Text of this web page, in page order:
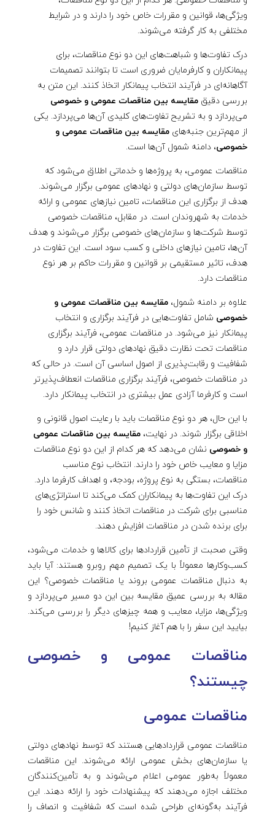
ا
ق
ص
ا
ت
ع
م
و
م
ی
و
خ
ص
و
ص
ی
ویژگی‌ها، قوانین و مقررات خاص خود را دارند و در شرایط
مختلفی به کار گرفته می‌شوند.
درک تفاوت‌ها و شباهت‌های این دو نوع مناقصات، برای
پیمانکاران و کارفرمایان ضروری است تا بتوانند تصمیمات
آگاهانه‌ای در فرآیند انتخاب پیمانکار اتخاذ کنند. این متن به
بررسی دقیق مقایسه بین مناقصات عمومی و خصوصی
می‌پردازد و به تشریح تفاوت‌های کلیدی آن‌ها می‌پردازد. یکی
از مهم‌ترین جنبه‌های مقایسه بین مناقصات عمومی و
خصوصی، دامنه شمول آن‌ها است.
مناقصات عمومی، به پروژه‌ها و خدماتی اطلاق می‌شود که
توسط سازمان‌های دولتی و نهادهای عمومی برگزار می‌شوند.
هدف از برگزاری این مناقصات، تامین نیازهای عمومی و ارائه
خدمات به شهروندان است. در مقابل، مناقصات خصوصی
توسط شرکت‌ها و سازمان‌های خصوصی برگزار می‌شوند و هدف
آن‌ها، تامین نیازهای داخلی و کسب سود است. این تفاوت در
هدف، تاثیر مستقیمی بر قوانین و مقررات حاکم بر هر نوع
مناقصات دارد.
علاوه بر دامنه شمول، مقایسه بین مناقصات عمومی و
خصوصی شامل تفاوت‌هایی در فرآیند برگزاری و انتخاب
پیمانکار نیز می‌شود. در مناقصات عمومی، فرآیند برگزاری
مناقصات تحت نظارت دقیق نهادهای دولتی قرار دارد و
شفافیت و رقابت‌پذیری از اصول اساسی آن است. در حالی که
در مناقصات خصوصی، فرآیند برگزاری مناقصات انعطاف‌پذیرتر
است و کارفرما آزادی عمل بیشتری در انتخاب پیمانکار دارد.
با این حال، هر دو نوع مناقصات باید با رعایت اصول قانونی و
اخلاقی برگزار شوند. در نهایت، مقایسه بین مناقصات عمومی
و خصوصی نشان می‌دهد که هر کدام از این دو نوع مناقصات
مزایا و معایب خاص خود را دارند. انتخاب نوع مناسب
مناقصات، بستگی به نوع پروژه، بودجه، و اهداف کارفرما دارد.
درک این تفاوت‌ها به پیمانکاران کمک می‌کند تا استراتژی‌های
مناسبی برای شرکت در مناقصات اتخاذ کنند و شانس خود را
برای برنده شدن در مناقصات افزایش دهند.
وقتی صحبت از تأمین قراردادها برای کالاها و خدمات می‌شود،
کسب‌وکارها معمولاً با یک تصمیم مهم روبرو هستند: آیا باید
به دنبال مناقصات عمومی بروند یا مناقصات خصوصی؟ این
مقاله به بررسی عمیق مقایسه بین این دو مسیر می‌پردازد و
ویژگی‌ها، مزایا، معایب و همه چیزهای دیگر را بررسی می‌کند.
بیایید این سفر را با هم آغاز کنیم!
مناقصات عمومی و خصوصی
چیستند؟
مناقصات عمومی
مناقصات عمومی قراردادهایی هستند که توسط نهادهای دولتی
یا سازمان‌های بخش عمومی ارائه می‌شوند. این مناقصات
معمولاً به‌طور عمومی اعلام می‌شوند و به تأمین‌کنندگان
مختلف اجازه می‌دهند که پیشنهادات خود را ارائه دهند. این
فرآیند به‌گونه‌ای طراحی شده است که شفافیت و انصاف را